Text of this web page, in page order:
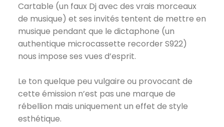
Cartable (un faux Dj avec des vrais morceaux
de musique) et ses invités tentent de mettre en
musique pendant que le dictaphone (un
authentique microcassette recorder S922)
nous impose ses vues d’esprit.
Le ton quelque peu vulgaire ou provocant de
cette émission n’est pas une marque de
rébellion mais uniquement un effet de style
esthétique.